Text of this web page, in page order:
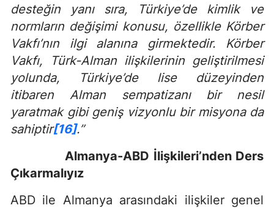
desteğin yanı sıra, Türkiye’de kimlik ve
normların değişimi konusu, özellikle Körber
Vakfı’nın ilgi alanına girmektedir. Körber
Vakfı, Türk-Alman ilişkilerinin geliştirilmesi
yolunda, Türkiye’de lise düzeyinden
itibaren Alman sempatizanı bir nesil
yaratmak gibi geniş vizyonlu bir misyona da
sahiptir[16].”
Almanya-ABD İlişkileri’nden Ders
Çıkarmalıyız
ABD ile Almanya arasındaki ilişkiler genel